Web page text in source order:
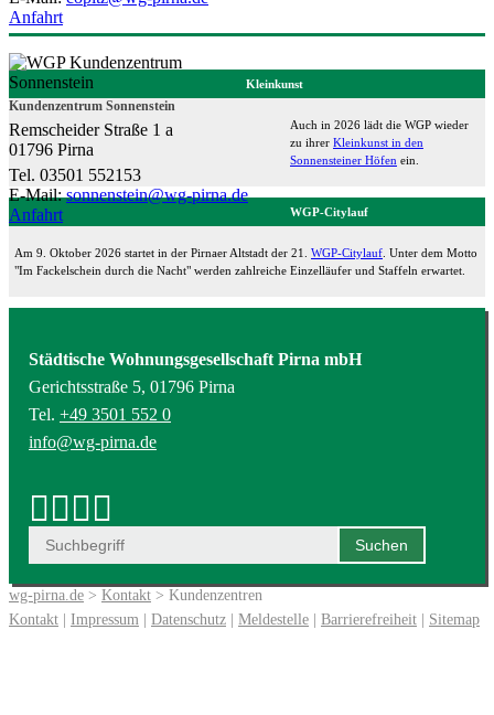
Anfahrt
Kundenzentrum Sonnenstein
Remscheider Straße 1 a
01796 Pirna
Tel. 03501 552153
E-Mail:sonnenstein@wg-pirna.de
Anfahrt
Kleinkunst
Auch in 2026 lädt die WGP wieder
zu ihrer Kleinkunst in den
Sonnensteiner Höfen ein.
WGP-Citylauf
Am 9. Oktober 2026 startet in der Pirnaer Altstadt der 21. WGP-Citylauf . Unter dem Motto
"Im Fackelschein durch die Nacht" werden zahlreiche Einzelläufer und Staffeln erwartet.
Städtische Wohnungsgesellschaft Pirna mbH
Gerichtsstraße 5, 01796 Pirna
Tel. +49 3501 552 0
info@wg-pirna.de
wg-pirna.de > Kontakt > Kundenzentren
Kontakt | Impressum | Datenschutz | Meldestelle | Barrierefreiheit | Sitemap